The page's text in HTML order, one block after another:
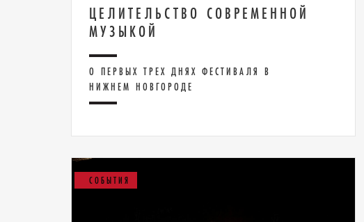
ЦЕЛИТЕЛЬСТВО СОВРЕМЕННОЙ
МУЗЫКОЙ
О ПЕРВЫХ ТРЕХ ДНЯХ ФЕСТИВАЛЯ В
НИЖНЕМ НОВГОРОДЕ
СОБЫТИЯ